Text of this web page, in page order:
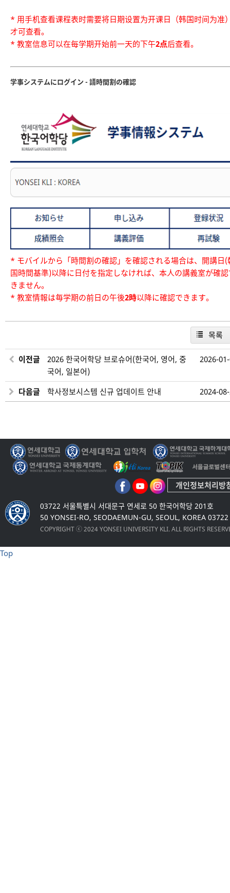
* 用手机查看课程表时需要将日期设置为开课日（韩国时间为准
才可查看。
* 教室信息可以在每学期开始前一天的下午2点后查看。
学事システムにログイン - 請時間割の確認
* モバイルから「時間割の確認」を確認される場合は、開講日(
国時間基準)以降に日付を指定しなければ、本人の講義室が確
きません。
* 教室情報は毎学期の前日の午後2時以降に確認できます。
목록
이전글
2026 한국어학당 브로슈어(한국어, 영어, 중
국어, 일본어)
2026-
다음글 학사정보시스템 신규 업데이트 안내 2024-
03722 서울특별시 서대문구 연세로 50 한국어학당 201호
50 YONSEI-RO, SEODAEMUN-GU, SEOUL, KOREA 03722
COPYRIGHT ⓒ 2024 YONSEI UNIVERSITY KLI. ALL RIGHTS
개인정보처리방
Top